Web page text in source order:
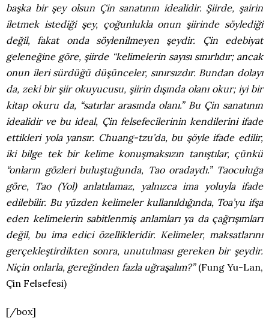
başka bir şey olsun Çin sanatının idealidir. Şiirde, şairin
iletmek istediği şey, çoğunlukla onun şiirinde söylediği
değil, fakat onda söylenilmeyen şeydir. Çin edebiyat
geleneğine göre, şiirde “kelimelerin sayısı sınırlıdır; ancak
onun ileri sürdüğü düşünceler, sınırsızdır. Bundan dolayı
da, zeki bir şiir okuyucusu, şiirin dışında olanı okur; iyi bir
kitap okuru da, “satırlar arasında olanı.” Bu Çin sanatının
idealidir ve bu ideal, Çin felsefecilerinin kendilerini ifade
ettikleri yola yansır. Chuang-tzu’da, bu şöyle ifade edilir,
iki bilge tek bir kelime konuşmaksızın tanıştılar, çünkü
“onların gözleri buluştuğunda, Tao oradaydı.” Taoculuğa
göre, Tao (Yol) anlatılamaz, yalnızca ima yoluyla ifade
edilebilir. Bu yüzden kelimeler kullanıldığında, Toa’yu ifşa
eden kelimelerin sabitlenmiş anlamları ya da çağrışımları
değil, bu ima edici özellikleridir. Kelimeler, maksatlarını
gerçekleştirdikten sonra, unutulması gereken bir şeydir.
Niçin onlarla, gereğinden fazla uğraşalım?”(Fung Yu-Lan,
Çin Felsefesi)
[/box]